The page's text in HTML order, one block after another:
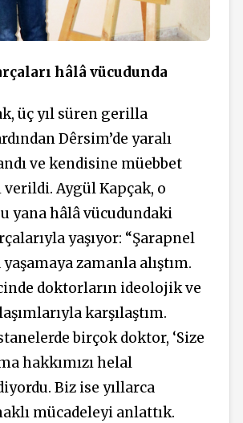
hâlâ vücudunda
üçyıl süren gerilla
Dêrsim’de yaralı
ve kendisine müebbet
verildi. Aygül Kapçak, o
yana hâlâ vücudundaki
yaşıyor: “Şarapnel
zamanla alıştım.
doktorların ideolojik ve
karşılaştım.
birçok doktor, ‘Size
hakkımızı helal
Biz ise yıllarca
mücadeleyi anlattık.